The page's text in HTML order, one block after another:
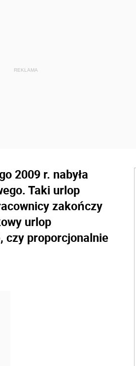
2009 r. nabyła
Taki urlop
zakończy
urlop
czy proporcjonalnie